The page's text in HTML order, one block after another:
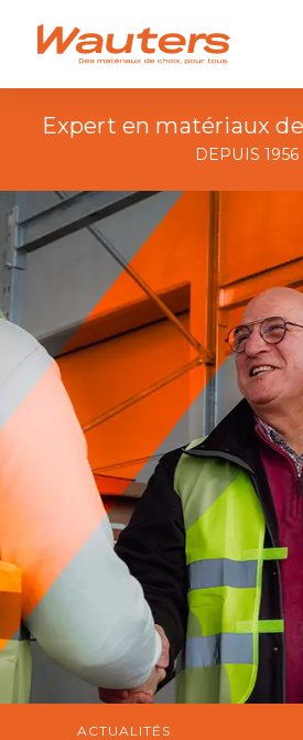
Expert en matériaux
DEPUIS 1956
ACTUALITÉS